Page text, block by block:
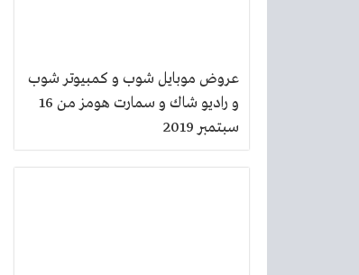
عروض موبايل شوب و كمبيوتر شوب
و راديو شاك و سمارت هومز من 16
سبتمبر 2019